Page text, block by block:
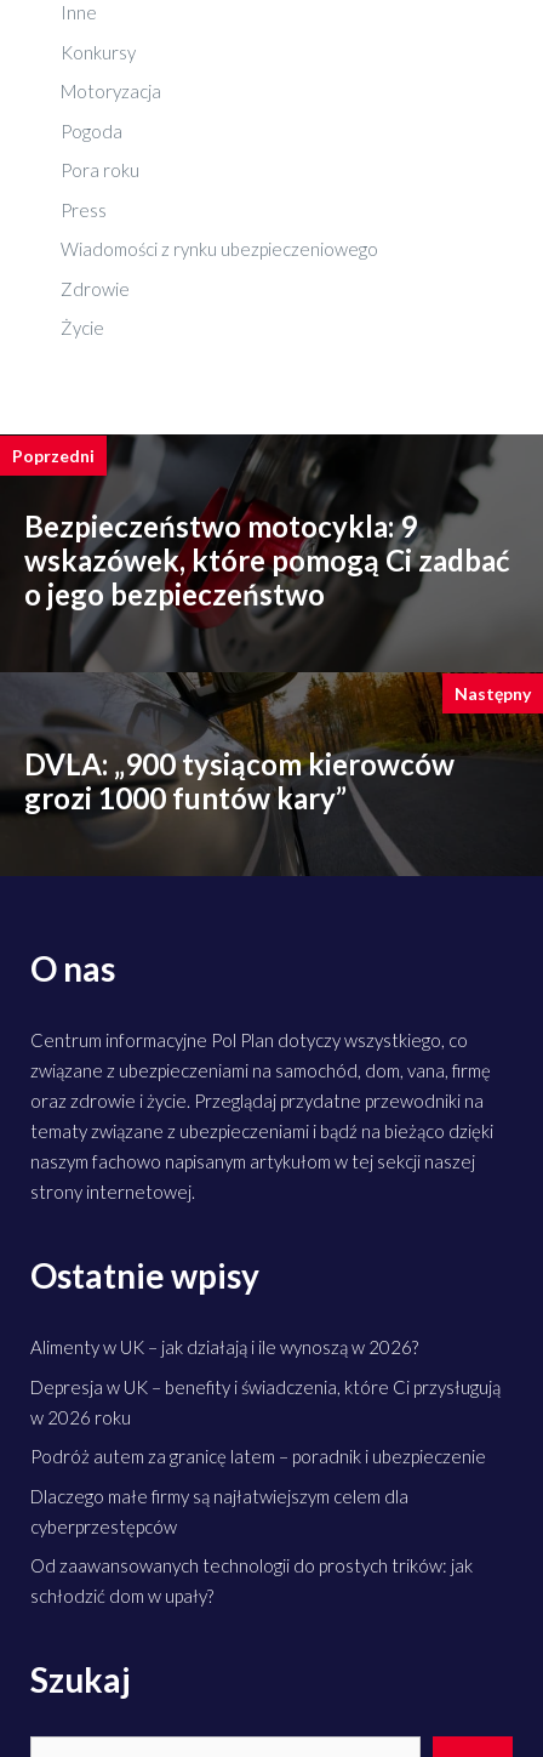
Inne
Konkursy
Motoryzacja
Pogoda
Pora roku
Press
Wiadomości z rynku ubezpieczeniowego
Zdrowie
Życie
Poprzedni
Bezpieczeństwo motocykla: 9
wskazówek, które pomogą Ci zadbać
o jego bezpieczeństwo
Następny
DVLA: „900 tysiącom kierowców
grozi 1000 funtów kary”
O nas
Centrum informacyjne Pol Plan dotyczy wszystkiego, co
związane z ubezpieczeniami na samochód, dom, vana, firmę
oraz zdrowie i życie. Przeglądaj przydatne przewodniki na
tematy związane z ubezpieczeniami i bądź na bieżąco dzięki
naszym fachowo napisanym artykułom w tej sekcji naszej
strony internetowej.
Ostatnie wpisy
Alimenty w UK – jak działają i ile wynoszą w 2026?
Depresja w UK – benefity i świadczenia, które Ci przysługują
w 2026 roku
Podróż autem za granicę latem – poradnik i ubezpieczenie
Dlaczego małe firmy są najłatwiejszym celem dla
cyberprzestępców
Od zaawansowanych technologii do prostych trików: jak
schłodzić dom w upały?
Szukaj